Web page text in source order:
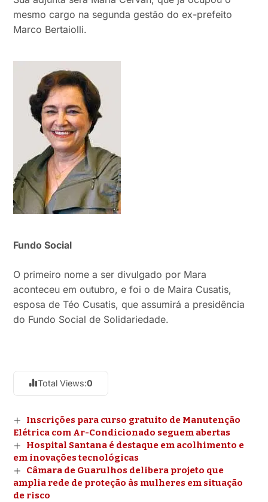
mesmo cargo na segunda gestão do ex-prefeito
Marco Bertaiolli.
Fundo Social
O primeiro nome a ser divulgado por Mara
aconteceu em outubro, e foi o de Maira Cusatis,
esposa de Téo Cusatis, que assumirá a presidência
do Fundo Social de Solidariedade.
Total Views:0
Inscrições para curso gratuito de Manutenção
Elétrica com Ar-Condicionado seguem abertas
Hospital Santana é destaque em acolhimento e
em inovações tecnológicas
Câmara de Guarulhos delibera projeto que
amplia rede de proteção às mulheres em situação
de risco